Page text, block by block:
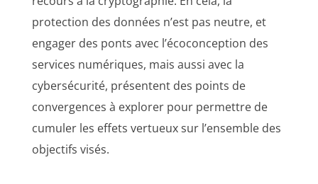
protection des données n’est pas neutre, et
engager des ponts avec l’écoconception des
services numériques, mais aussi avec la
cybersécurité, présentent des points de
convergences à explorer pour permettre de
cumuler les effets vertueux sur l’ensemble des
objectifs visés.